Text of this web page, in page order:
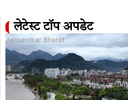
लेटेस्ट टॉप अपडेट
Jansarokar Bharat